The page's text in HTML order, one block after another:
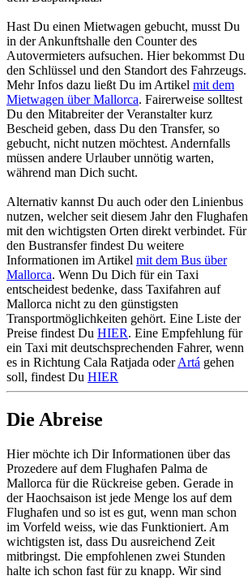
Hast Du einen Mietwagen gebucht, musst Du
in der Ankunftshalle den Counter des
Autovermieters aufsuchen. Hier bekommst Du
den Schlüssel und den Standort des Fahrzeugs.
Mehr Infos dazu ließt Du im Artikel mit dem
Mietwagen über Mallorca. Fairerweise solltest
Du den Mitabreiter der Veranstalter kurz
Bescheid geben, dass Du den Transfer, so
gebucht, nicht nutzen möchtest. Andernfalls
müssen andere Urlauber unnötig warten,
während man Dich sucht.
Alternativ kannst Du auch oder den Linienbus
nutzen, welcher seit diesem Jahr den Flughafen
mit den wichtigsten Orten direkt verbindet. Für
den Bustransfer findest Du weitere
Informationen im Artikel mit dem Bus über
Mallorca. Wenn Du Dich für ein Taxi
entscheidest bedenke, dass Taxifahren auf
Mallorca nicht zu den günstigsten
Transportmöglichkeiten gehört. Eine Liste der
Preise findest Du HIER. Eine Empfehlung für
ein Taxi mit deutschsprechenden Fahrer, wenn
es in Richtung Cala Ratjada oderArtá gehen
soll, findest Du HIER
Die Abreise
Hier möchte ich Dir Informationen über das
Prozedere auf dem Flughafen Palma de
Mallorca für die Rückreise geben. Gerade in
der Haochsaison ist jede Menge los auf dem
Flughafen und so ist es gut, wenn man schon
im Vorfeld weiss, wie das Funktioniert. Am
wichtigsten ist, dass Du ausreichend Zeit
mitbringst. Die empfohlenen zwei Stunden
halte ich schon fast für zu knapp. Wir sind